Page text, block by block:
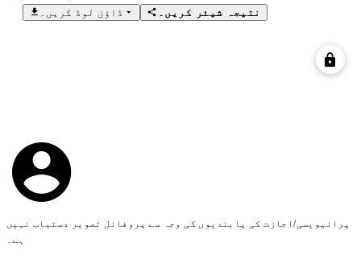
ڈاؤن لوڈ کریں۔
نتیجہ شیئر کریں۔
پرائیویسی/اجازت کی پابندیوں کی وجہ سے پروفائل تصویر دستیاب نہیں
ہے۔